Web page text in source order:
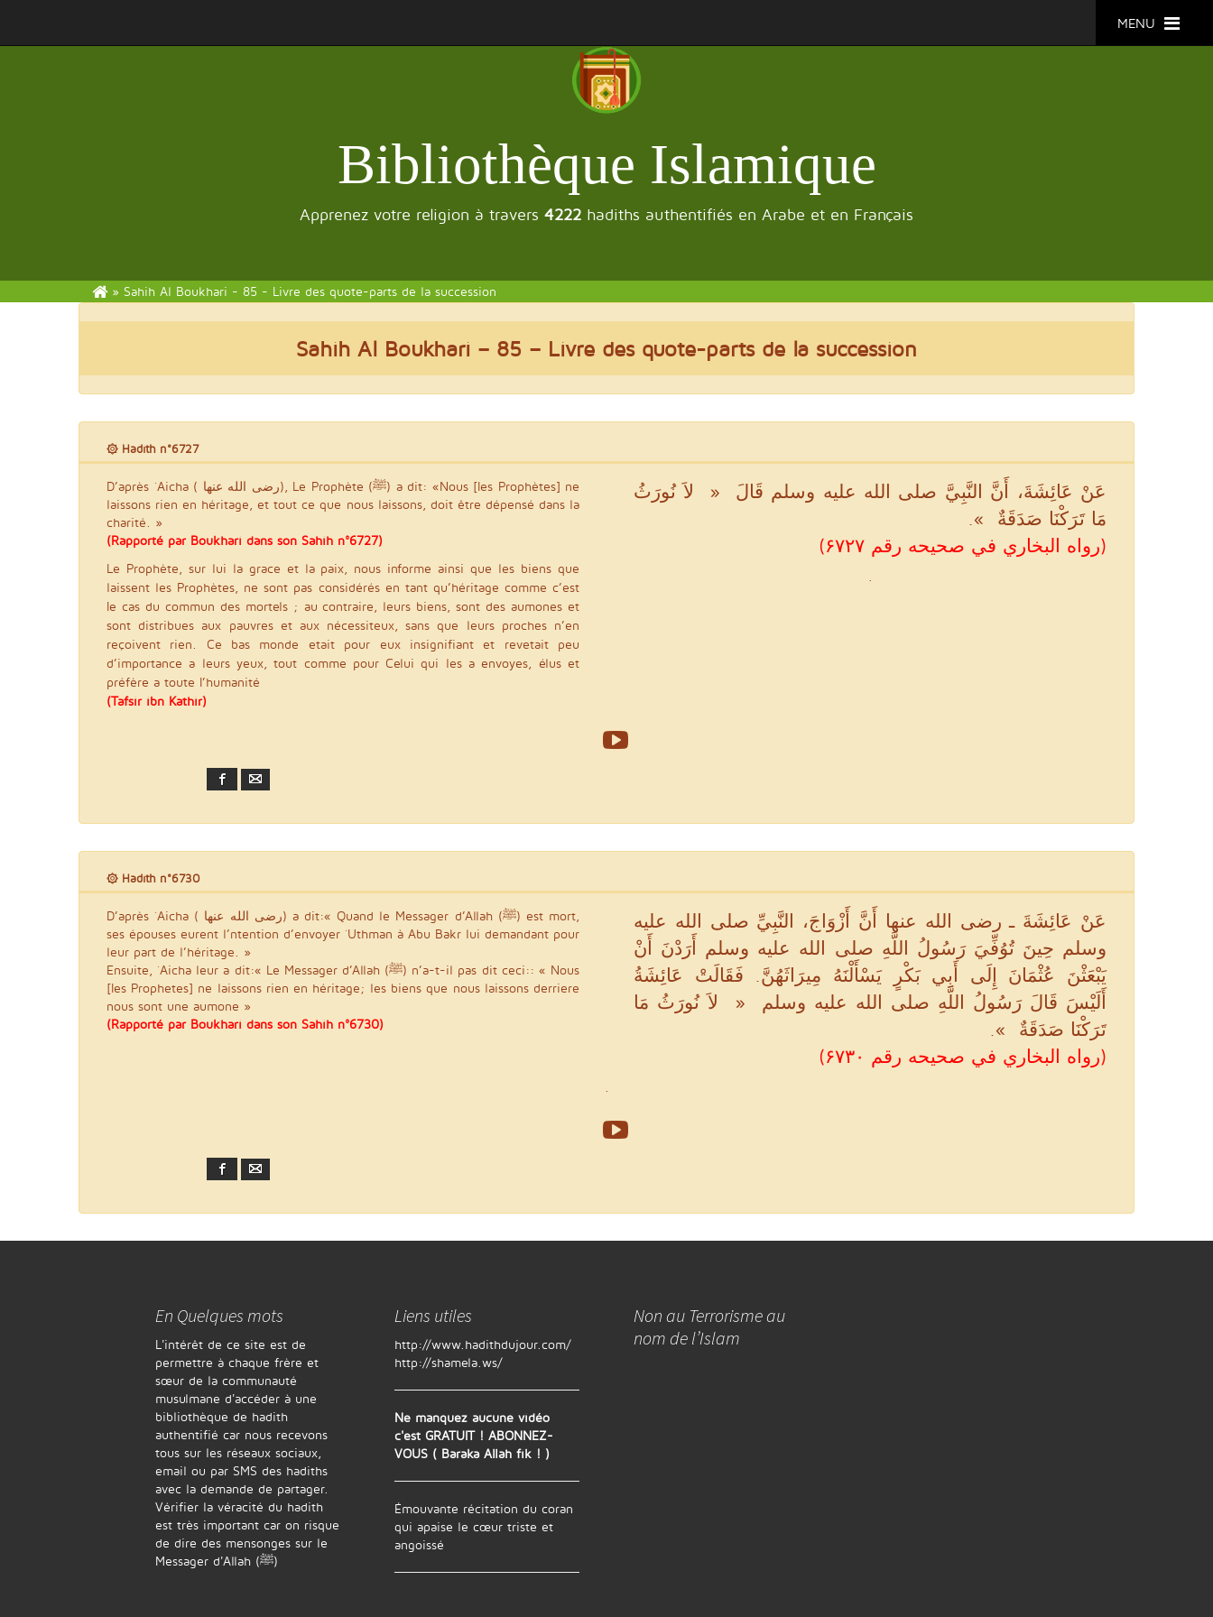
MENU
Bibliothèque Islamique
Apprenez votre religion à travers 4222 hadiths authentifiés en Arabe et en Français
» Sahih Al Boukhari - 85 - Livre des quote-parts de la succession
Sahih Al Boukhari – 85 – Livre des quote-parts de la succession
۞ Hadith n°6727
D’après `Aicha ( رضى الله عنها), Le Prophète (ﷺ) a dit: «Nous [Ies Prophètes] ne
laissons rien en héritage, et tout ce que nous laissons, doit être dépensé dans la
charité. »
(Rapporté par Boukhari dans son Sahih n°6727)
Le Prophète, sur lui la grace et la paix, nous informe ainsi que les biens que
laissent les Prophètes, ne sont pas considérés en tant qu’héritage comme c’est
Ie cas du commun des mortels ; au contraire, leurs biens, sont des aumones et
sont distribues aux pauvres et aux nécessiteux, sans que leurs proches n’en
reçoivent rien. Ce bas monde etait pour eux insignifiant et revetait peu
d’importance a leurs yeux, tout comme pour Celui qui les a envoyes, élus et
préfère a toute I’humanité
(Tafsir ibn Kathir)
عَنْ عَائِشَةَ، أَنَّ النَّبِيَّ صلى الله عليه وسلم قَالَ ‏ « ‏ لاَ نُورَثُ
مَا تَرَكْنَا صَدَقَةٌ ‏ »‏‏.
(رواه البخاري في صحيحه رقم ۶۷۲۷)
Facebook
۞ Hadith n°6730
D’après `Aicha ( رضى الله عنها) a dit:« Quand le Messager d’Allah (ﷺ) est mort,
ses épouses eurent l’ntention d’envoyer `Uthman à Abu Bakr lui demandant pour
leur part de l’héritage. »
Ensuite, `Aicha leur a dit:« Le Messager d’Allah (ﷺ) n’a-t-il pas dit ceci:: « Nous
[Ies Prophetes] ne laissons rien en héritage; les biens que nous laissons derriere
nous sont une aumone »
(Rapporté par Boukhari dans son Sahih n°6730)
عَنْ عَائِشَةَ ـ رضى الله عنها أَنَّ أَزْوَاجَ، النَّبِيِّ صلى الله عليه
وسلم حِينَ تُوُفِّيَ رَسُولُ اللَّهِ صلى الله عليه وسلم أَرَدْنَ أَنْ
يَبْعَثْنَ عُثْمَانَ إِلَى أَبِي بَكْرٍ يَسْأَلْنَهُ مِيرَاثَهُنَّ‏.‏ فَقَالَتْ عَائِشَةُ
أَلَيْسَ قَالَ رَسُولُ اللَّهِ صلى الله عليه وسلم ‏ « ‏ لاَ نُورَثُ مَا
تَرَكْنَا صَدَقَةٌ ‏ »‏‏.‏
(رواه البخاري في صحيحه رقم ۶۷۳۰)
Facebook
En Quelques mots
L'intérêt de ce site est de
permettre à chaque frère et
sœur de la communauté
musulmane d'accéder à une
bibliothèque de hadith
authentifié car nous recevons
tous sur les réseaux sociaux,
email ou par SMS des hadiths
avec la demande de partager.
Vérifier la véracité du hadith
est très important car on risque
de dire des mensonges sur le
Messager d'Allah (ﷺ)
Liens utiles
http://www.hadithdujour.com/
http://shamela.ws/
Ne manquez aucune vidéo
c'est GRATUIT ! ABONNEZ-
VOUS ( Baraka Allah fik ! )
Émouvante récitation du coran
qui apaise le cœur triste et
angoissé
Non au Terrorisme au
nom de l’Islam